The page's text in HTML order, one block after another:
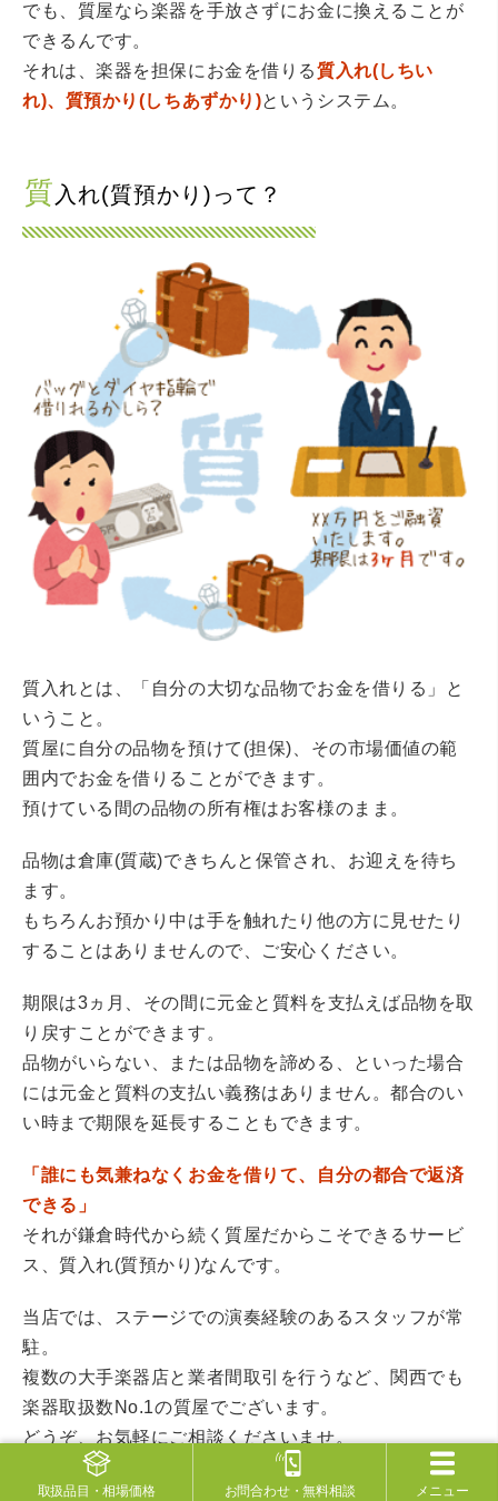
でも、質屋なら楽器を手放さずにお金に換えることが
できるんです。
それは、楽器を担保にお金を借りる質入れ(しちい
れ)、質預かり(しちあずかり)というシステム。
質 入れ(質預かり)って？
質入れとは、「自分の大切な品物でお金を借りる」と
いうこと。
質屋に自分の品物を預けて(担保)、その市場価値の範
囲内でお金を借りることができます。
預けている間の品物の所有権はお客様のまま。
品物は倉庫(質蔵)できちんと保管され、お迎えを待ち
ます。
もちろんお預かり中は手を触れたり他の方に見せたり
することはありませんので、ご安心ください。
期限は3ヵ月、その間に元金と質料を支払えば品物を取
り戻すことができます。
品物がいらない、または品物を諦める、といった場合
には元金と質料の支払い義務はありません。都合のい
い時まで期限を延長することもできます。
「誰にも気兼ねなくお金を借りて、自分の都合で返済
できる」
それが鎌倉時代から続く質屋だからこそできるサービ
ス、質入れ(質預かり)なんです。
当店では、ステージでの演奏経験のあるスタッフが常
駐。
複数の大手楽器店と業者間取引を行うなど、関西でも
楽器取扱数No.1の質屋でございます。
どうぞ、お気軽にご相談くださいませ。
取扱品目 ・相場価格 お問合わせ・無料相談 メニュー